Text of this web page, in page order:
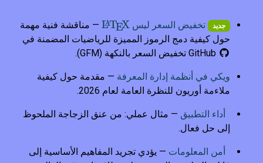
جديد تخفيض السعر ليس\LaTeX
LATEX
— مناقشة فنية مهمة
حول كيفية دمج الرموز المميزة للرياضيات المضمنة في
ويكي في أنظمة إدارة المعرفة — مقدمة حول كيفية
ملاءمة أوريون للنظرة العامة لعام 2026.
أداء التطبيق — مثال عملي: من عنق الزجاجة الملحوظ
إلى حل فعال.
أمن المعلومات — يؤدي تجريد المفاهيم الأساسية إلى